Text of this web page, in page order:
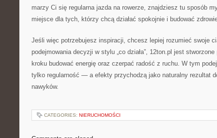
marzy Ci się regularna jazda na rowerze, znajdziesz tu sposób
miejsce dla tych, którzy chcą działać spokojnie i budować
Jeśli więc potrzebujesz inspiracji, chcesz lepiej rozumieć swoje
podejmowania decyzji w stylu „co działa”, 12ton.pl jest
kroku budować energię oraz czerpać radość z ruchu. W tym
tylko regularność — a efekty przychodzą jako naturalny rezultat
nawyków.
CATEGORIES: NIERUCHOMOŚCI